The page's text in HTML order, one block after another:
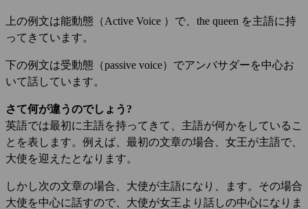
上の例文は能動態（Active Voice ）で、the queen を主語に持
ってきています。
下の例文は受動態（passive voice）でアンバサダーを中心お
いて話しています。
さて何が違うのでしょう?
英語では最初に主語を持ってきて、主語が何かをしているこ
とを表します。例えば、最初の文章の場合、女王が主語で、
大使を迎えたとなります。
しかし次の文章の場合、大使が主語になり、ます。その場合
大使を中心に話すので、大使が女王より話しの中心になりま